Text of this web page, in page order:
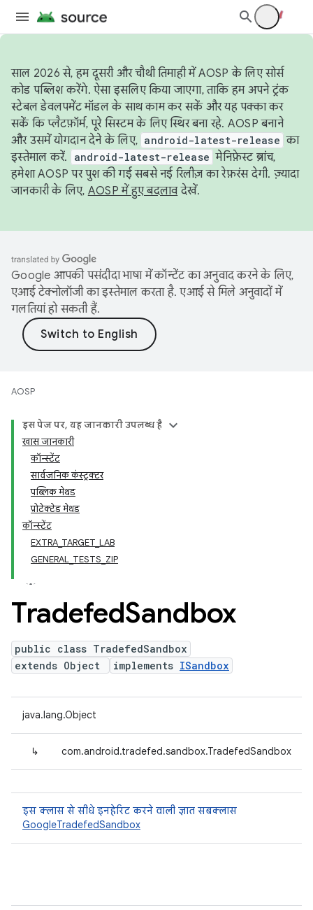
साल 2026 से, हम दूसरी और चौथी तिमाही में AOSP के लिए सोर्स
कोड पब्लिश करेंगे. ऐसा इसलिए किया जाएगा, ताकि हम अपने ट्रंक
स्टेबल डेवलपमेंट मॉडल के साथ काम कर सकें और यह पक्का कर
सकें कि प्लैटफ़ॉर्म, पूरे सिस्टम के लिए स्थिर बना रहे. AOSP बनाने
और उसमें योगदान देने के लिए, android-latest-release का
इस्तेमाल करें.
android-latest-release मेनिफ़ेस्ट ब्रांच,
हमेशा AOSP पर पुश की गई सबसे नई रिलीज़ का रेफ़रंस देगी. ज़्यादा
जानकारी के लिए, AOSP में हुए बदलावदेखें.
Google आपकी पसंदीदा भाषा में कॉन्टेंट का अनुवाद करने के लिए,
एआई टेक्नोलॉजी का इस्तेमाल करता है. एआई से मिले अनुवादों में
गलतियां हो सकती हैं.
AOSP
इस पेज पर, यह जानकारी उपलब्ध है
खास जानकारी
कॉन्स्टेंट
सार्वजनिक कंस्ट्रक्टर
पब्लिक मेथड
प्रोटेक्टेड मेथड
कॉन्स्टेंट
EXTRA_TARGET_LAB
GENERAL_TESTS_ZIP
TradefedSandbox
public class TradefedSandbox
extends Object
implements ISandbox
java.lang.Object
↳ com.android.tradefed.sandbox.TradefedSandbox
इस क्लास से सीधे इनहेरिट करने वाली ज्ञात सबक्लास
GoogleTradefedSandbox